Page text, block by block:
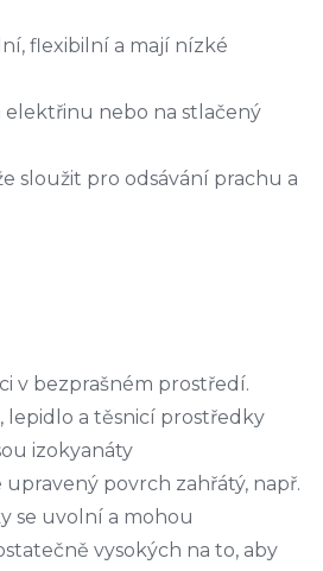
flexibilní a mají nízké
nebo na stlačený
sloužit pro odsávání prachu a
v bezprašném prostředí.
lepidlo a těsnicí prostředky
izokyanáty
povrch zahřátý, např.
se uvolní a mohou
vysokých na to, aby